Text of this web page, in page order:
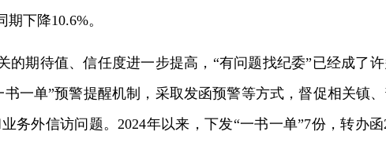
下降10.6%。
期待值、信任度进一步提高，“有问题找纪委”已经成了
一单”预警提醒机制，采取发函预警等方式，督促相关镇
外信访问题。2024年以来，下发“一书一单”7份，转办